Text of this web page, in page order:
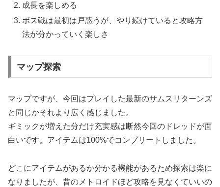
成長を楽しめる
ボス戦は最初は戸惑うが、やり続けていると攻略方
法が分かっていく楽しさ
マップ探索
マップですが、今回はプレイした最新のサムスリターンズ
と同じかそれより広く感じました。
ギミックが増えた分だけ充実感は断然今回のドレッドが面
白いです。アイテムは100%でコンプリートしました。
どこにアイテムがあるか分かる機能があるため探索は楽に
なりましたが、昔のメトロイドほど攻略を見なくていいの